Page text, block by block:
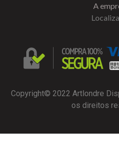
A
Copyright© 2022 Artlondre
os direitos